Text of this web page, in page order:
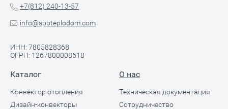
+7(812) 240-13-57
info@spbteplodom.com
ИНН: 7805828368
ОГРН: 1267800008618
Каталог
Конвектор отопления
Дизайн-конвекторы
О нас
Техническая документация
Сотрудничество